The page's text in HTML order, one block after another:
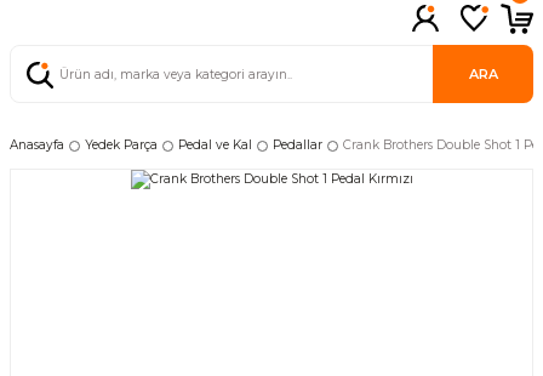
ARA
Anasayfa Yedek Parça Pedal ve Kal Pedallar Crank Brothers Double Shot 1